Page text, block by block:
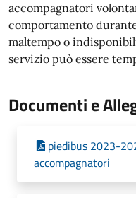
accompagnatori
comportamento
maltempo o
servizio può essere
Documenti e
piedibus 2023-
accompagnatori